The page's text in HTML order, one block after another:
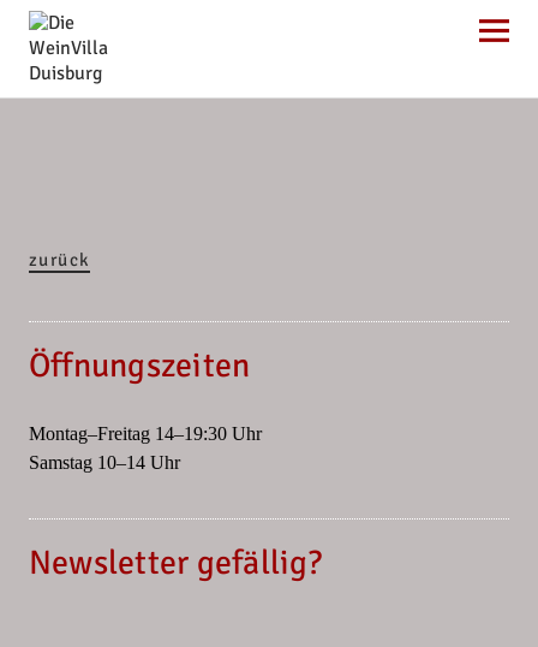
Die WeinVilla Duisburg
zurück
Öffnungszeiten
Montag–Freitag 14–19:30 Uhr
Samstag 10–14 Uhr
Newsletter gefällig?